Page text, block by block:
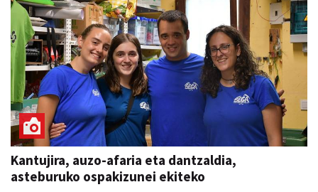
Kantujira, auzo-afaria eta dantzaldia,
asteburuko ospakizunei ekiteko